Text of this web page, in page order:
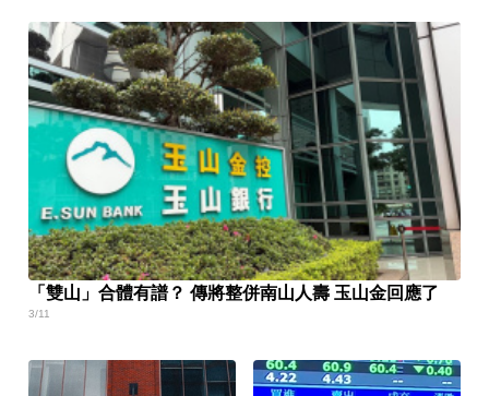
「雙山」合體有譜？ 傳將整併南山人壽 玉山金回應了
3/11